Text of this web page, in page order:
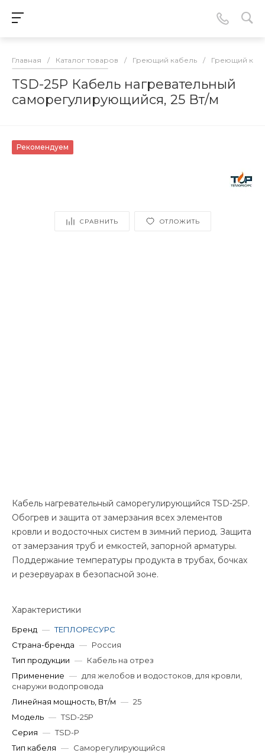
Главная / Каталог товаров / Греющий кабель / Греющий
TSD-25P Кабель нагревательный
саморегулирующийся, 25 Вт/м
Рекомендуем
СРАВНИТЬ ОТЛОЖИТЬ
Кабель нагревательный саморегулирующийся TSD-25P.
Обогрев и защита от замерзания всех элементов
кровли и водосточных систем в зимний период. Защита
от замерзания труб и емкостей, запорной арматуры.
Поддержание температуры продукта в трубах, бочках
и резервуарах в безопасной зоне.
Характеристики
Бренд — ТЕПЛОРЕСУРС
Страна-бренда — Россия
Тип продукции — Кабель на отрез
Применение — для желобов и водостоков, для кровли,
снаружи водопровода
Линейная мощность, Вт/м — 25
Модель — TSD-25P
Серия — TSD-P
Тип кабеля — Саморегулирующийся